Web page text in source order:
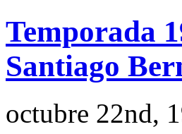
Temporada
Santiago
octubre 22nd,